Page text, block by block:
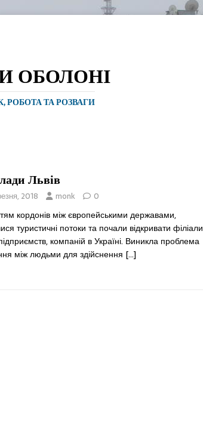
ОБОЛОНІ
РОБОТА ТА РОЗВАГИ
Львів
2018 monk 0
кордонів між європейськими державами,
туристичні потоки та почали відкривати філіали
компаній в Україні. Виникла проблема
між людьми для здійснення […]